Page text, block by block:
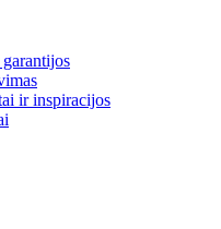
ir inspiracijos